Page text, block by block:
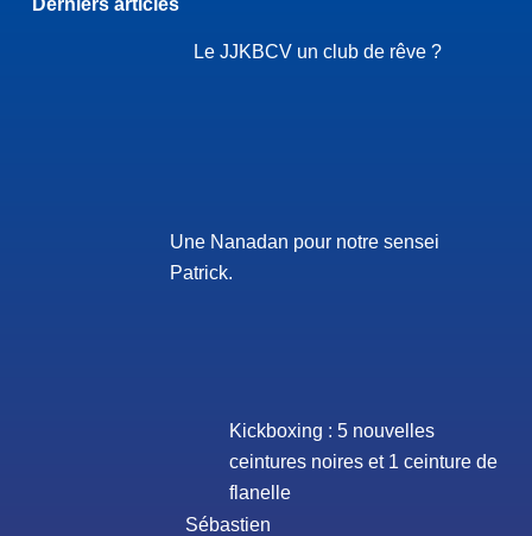
Derniers articles
Le JJKBCV un club de rêve ?
Une Nanadan pour notre sensei
Patrick.
Kickboxing : 5 nouvelles
ceintures noires et 1 ceinture de
flanelle
Sébastien